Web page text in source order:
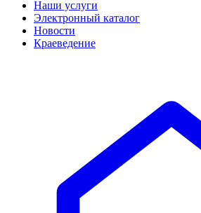
Наши услуги
Электронный каталог
Новости
Краеведение